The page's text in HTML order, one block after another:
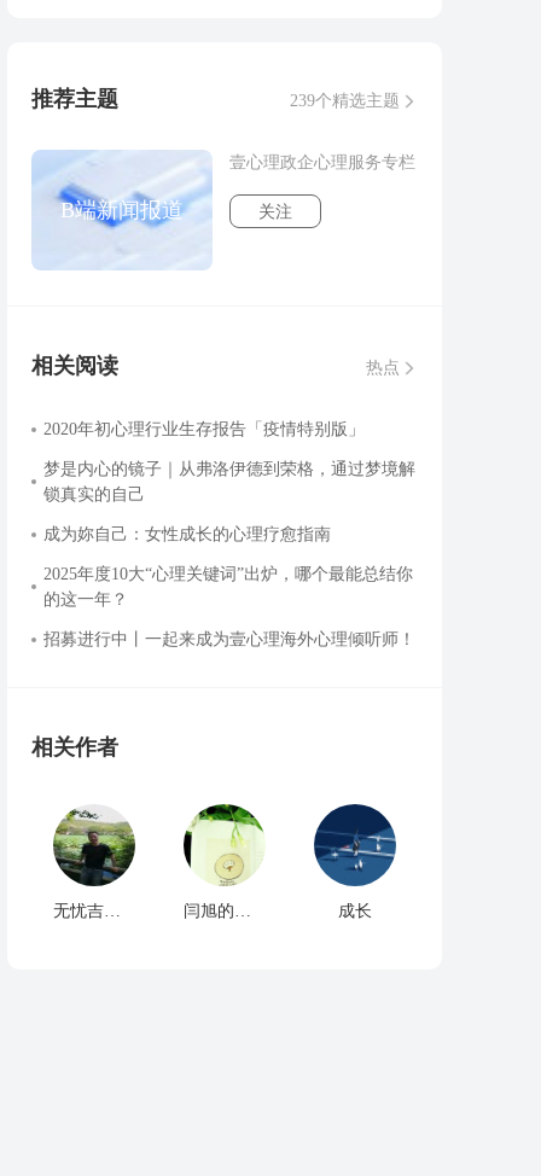
推荐主题 239个精选主题
B端新闻报道
壹心理政企心理服务专栏
关注
相关阅读 热点
2020年初心理行业生存报告「疫情特别版」
梦是内心的镜子｜从弗洛伊德到荣格，通过梦境解
锁真实的自己
成为妳自己：女性成长的心理疗愈指南
2025年度10大“心理关键词”出炉，哪个最能总结你
的这一年？
招募进行中丨一起来成为壹心理海外心理倾听师！
相关作者
无忧吉祥.阳光 闫旭的心里话 成长